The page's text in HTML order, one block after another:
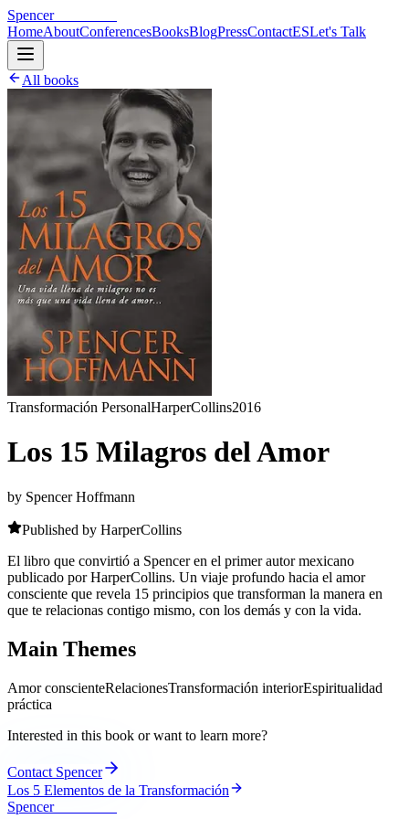
SpencerHoffmann
HomeAboutConferencesBooksBlogPressContactESLet's Talk
All books
Transformación PersonalHarperCollins2016
Los 15 Milagros del Amor
by Spencer Hoffmann
Published by HarperCollins
El libro que convirtió a Spencer en el primer autor mexicano
publicado por HarperCollins. Un viaje profundo hacia el amor
consciente que revela 15 principios que transforman la manera en
que te relacionas contigo mismo, con los demás y con la vida.
Main Themes
Amor conscienteRelacionesTransformación interiorEspiritualidad
práctica
Interested in this book or want to learn more?
Contact Spencer
Los 5 Elementos de la Transformación
Spencer